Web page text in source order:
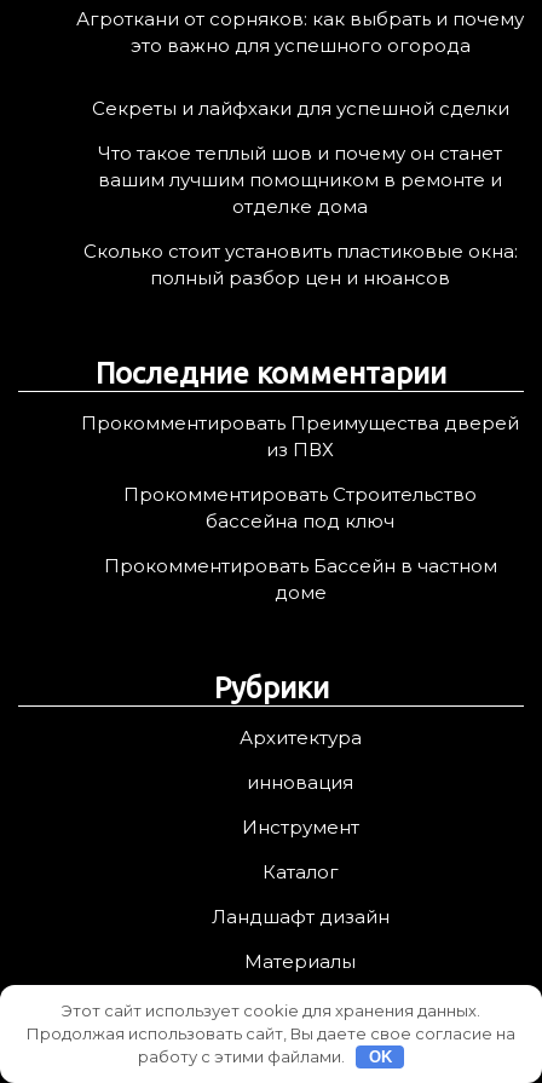
Агроткани от сорняков: как выбрать и почему
это важно для успешного огорода
Секреты и лайфхаки для успешной сделки
Что такое теплый шов и почему он станет
вашим лучшим помощником в ремонте и
отделке дома
Сколько стоит установить пластиковые окна:
полный разбор цен и нюансов
Последние комментарии
Прокомментировать Преимущества дверей
из ПВХ
Прокомментировать Строительство
бассейна под ключ
Прокомментировать Бассейн в частном
доме
Рубрики
Архитектура
инновация
Инструмент
Каталог
Ландшафт дизайн
Материалы
проектирование
Ремонт
Этот сайт использует cookie для хранения данных.
Продолжая использовать сайт, Вы даете свое согласие на
работу с этими файлами.
OK